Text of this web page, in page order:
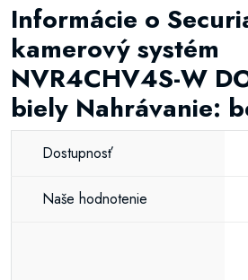
Informácie o
kamerový systém
NVR4CHV4S-W
biely Nahrávanie:
Dostupnosť
Naše hodnotenie